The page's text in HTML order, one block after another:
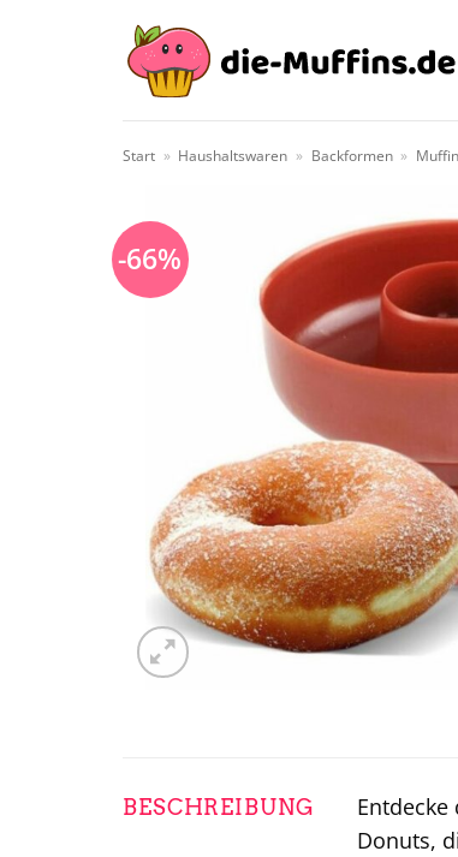
Start » Haushaltswaren » Backformen »
-66%
BESCHREIBUNG
Donuts,